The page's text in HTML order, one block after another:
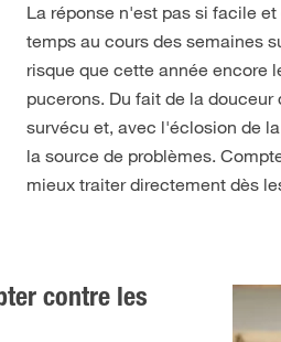
La réponse n'est pas si facile
temps au cours des semaines
risque que cette année encore
pucerons. Du fait de la
survécu et, avec l'éclosion de
la source de problèmes.
mieux traiter directement dès
contre les